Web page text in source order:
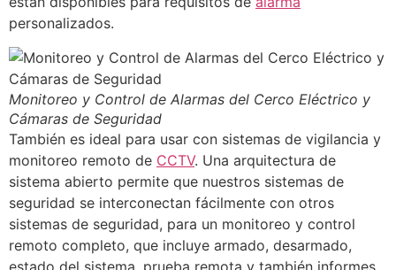
personalizados.
Monitoreo y Control de Alarmas del Cerco Eléctrico y
Cámaras de Seguridad
También es ideal para usar con sistemas de vigilancia y
monitoreo remoto de CCTV. Una arquitectura de
sistema abierto permite que nuestros sistemas de
seguridad se interconectan fácilmente con otros
sistemas de seguridad, para un monitoreo y control
remoto completo, que incluye armado, desarmado,
estado del sistema, prueba remota y también informes